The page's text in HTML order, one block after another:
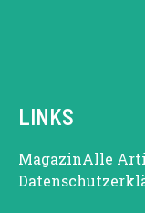
LINKS
MagazinAlle